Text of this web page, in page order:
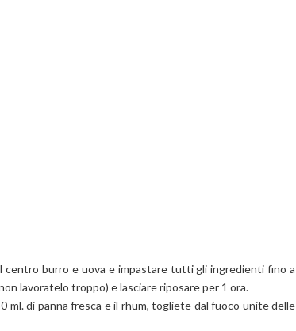
centro burro e uova e impastare tutti gli ingredienti fino a
lavoratelo troppo) e lasciare riposare per 1 ora.
ml. di panna fresca e il rhum, togliete dal fuoco unite delle